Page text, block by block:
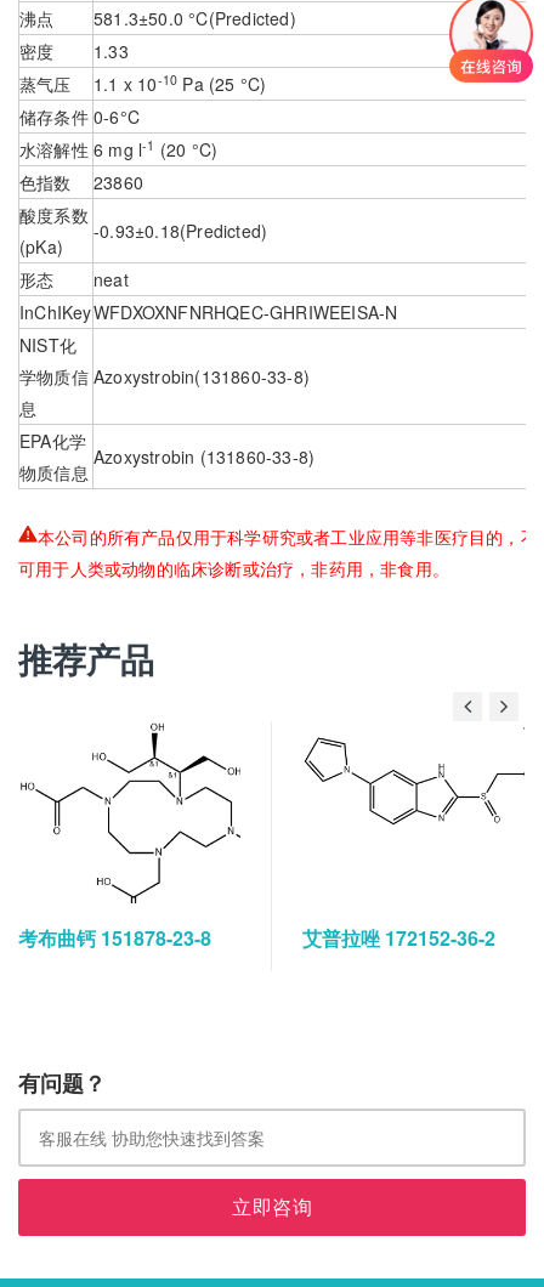
沸点
581.3±50.0 °C(Predicted)
密度
1.33
蒸气压
1.1 x 10-10 Pa (25 °C)
储存条件 0-6°C
水溶解性 6 mg l-1 (20 °C)
色指数
23860
酸度系数
(pKa)
-0.93±0.18(Predicted)
形态
neat
InChIKeyWFDXOXNFNRHQEC-GHRIWEEISA-N
NIST化
学物质信
息
Azoxystrobin(131860-33-8)
EPA化学
物质信息
Azoxystrobin (131860-33-8)
本公司的所有产品仅用于科学研究或者工业应用等非医疗目的，不
可用于人类或动物的临床诊断或治疗，非药用，非食用。
推荐产品
考布曲钙 151878-23-8 艾普拉唑 172152-36-2
有问题？
立即咨询